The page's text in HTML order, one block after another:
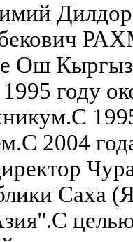
Ош
году
2004
Саха